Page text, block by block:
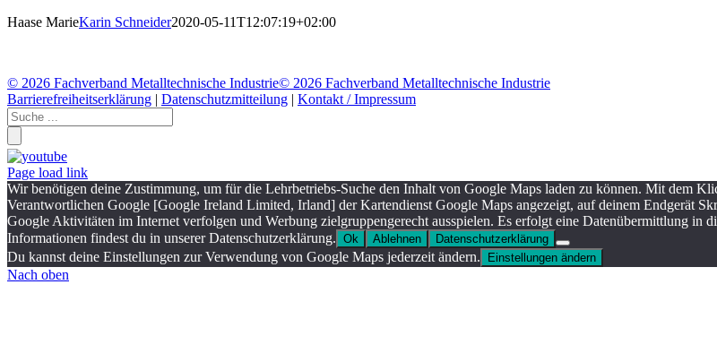
Haase MarieKarin Schneider2020-05-11T12:07:19+02:00
© 2026 Fachverband Metalltechnische Industrie© 2026 Fachverband Metalltechnische Industrie
Barrierefreiheitserklärung | Datenschutzmitteilung | Kontakt / Impressum
Page load link
Wir benötigen deine Zustimmung, um für die Lehrbetriebs-Suche den Inhalt von Google Maps laden zu können. Mit dem
Verantwortlichen Google [Google Ireland Limited, Irland] der Kartendienst Google Maps angezeigt, auf deinem Endgerät
Google Aktivitäten im Internet verfolgen und Werbung zielgruppengerecht ausspielen. Es erfolgt eine Datenübermittlung in
Informationen findest du in unserer Datenschutzerklärung. Ok Ablehnen Datenschutzerklärung
Du kannst deine Einstellungen zur Verwendung von Google Maps jederzeit ändern. Einstellungen ändern
Nach oben